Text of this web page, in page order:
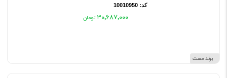
برند مست
کد: 10010950
۳۰٬۶۸۷٬۰۰۰